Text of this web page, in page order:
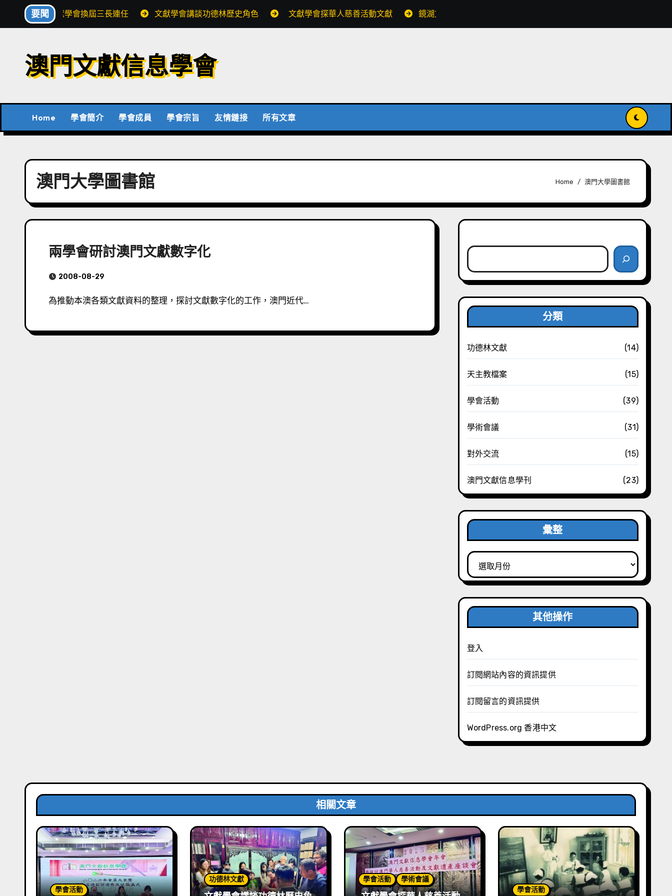
要聞 文獻學會換屆三長連任 文獻學會講談功德林歷史角色 文獻學會探華人慈善活動文獻 鏡湖文獻入國家級記憶名錄
澳門文獻信息學會
Home 學會簡介 學會成員 學會宗旨 友情鏈接 所有文章
澳門大學圖書館 Home 澳門大學圖書館
兩學會研討澳門文獻數字化
2008-08-29
為推動本澳各類文獻資料的整理，探討文獻數字化的工作，澳門近代…
分類
功德林文獻 (14)
天主教檔案 (15)
學會活動 (39)
學術會議 (31)
對外交流 (15)
澳門文獻信息學刊 (23)
彙整
彙
整
其他操作
登入
訂閱網站內容的資訊提供
訂閱留言的資訊提供
WordPress.org 香港中文
相關文章
學會活動
功德林文獻 學會活動 學術會議
學會活動